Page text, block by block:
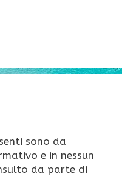
sono da
e in nessun
da parte di